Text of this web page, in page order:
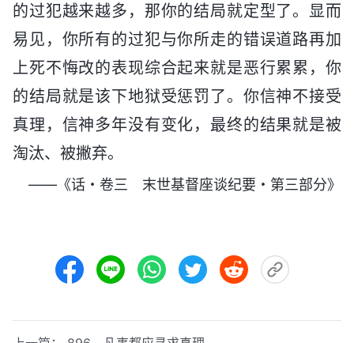
的过犯越来越多，那你的结局就定型了。显而
易见，你所有的过犯与你所走的错误道路再加
上死不悔改的表现综合起来就是恶行累累，你
的结局就是该下地狱受惩罚了。你信神不接受
真理，信神多年没有变化，最终的结果就是被
淘汰、被撇弃。
——《话・卷三 末世基督座谈纪要・第三部分》